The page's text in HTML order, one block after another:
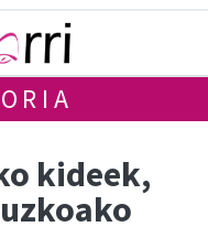
kideek,